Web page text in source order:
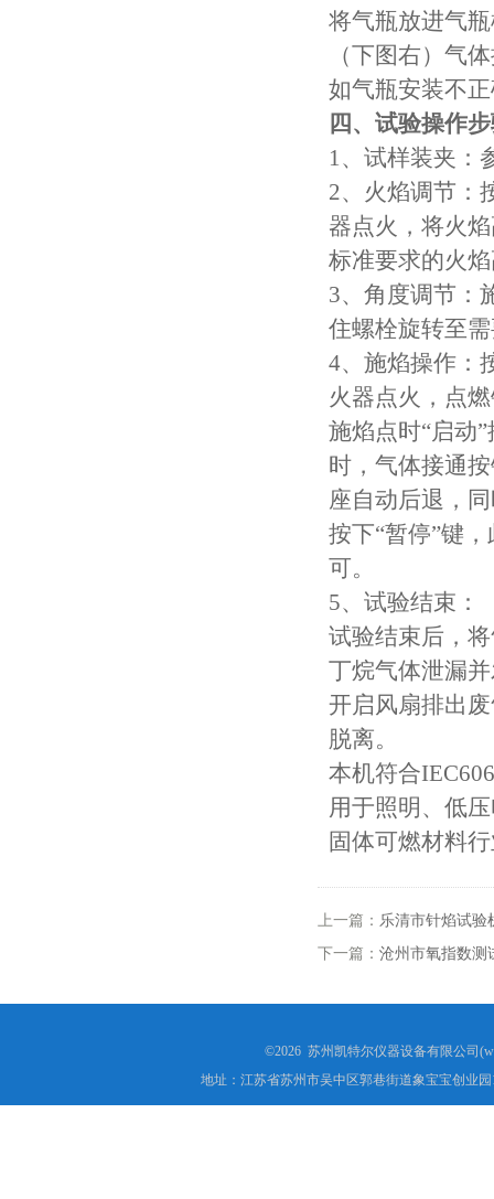
将气瓶放进气
（下图右）气
如气瓶安装不
四、试验操作
1、试样装夹：
2、火焰调节：
器点火，将火
标准要求的火
3、角度调节：
住螺栓旋转至
4、施焰操作：
火器点火，点
施焰点时“启动
时，气体接通
座自动后退，
按下“暂停”键
可。
5、试验结束：
试验结束后，
丁烷气体泄漏
开启风扇排出
脱离。
本机符合
用于照明、低
固体可燃材料
上一篇： 乐清市针焰试验
下一篇： 沧州市氧指数测
©2026 苏州凯特尔仪器设备有限公司
地址：江苏省苏州市吴中区郭巷街道象宝宝创业